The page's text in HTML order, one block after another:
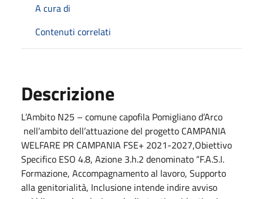
A cura di
Contenuti correlati
Descrizione
L’Ambito N25 – comune capofila Pomigliano d’Arco
nell’ambito dell’attuazione del progetto CAMPANIA
WELFARE PR CAMPANIA FSE+ 2021-2027,Obiettivo
Specifico ESO 4.8, Azione 3.h.2 denominato “F.A.S.I.
Formazione, Accompagnamento al lavoro, Supporto
alla genitorialità, Inclusione intende indire avviso